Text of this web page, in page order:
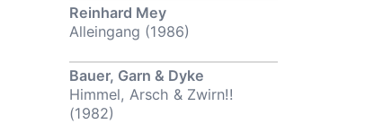
Reinhard Mey
Alleingang (1986)
Bauer, Garn & Dyke
Himmel, Arsch & Zwirn!!
(1982)